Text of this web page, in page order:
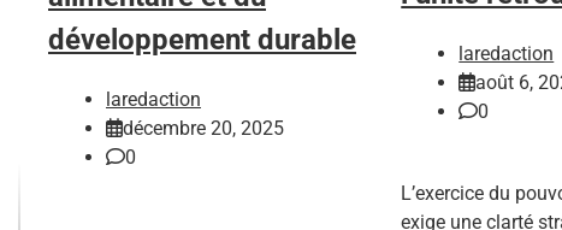
développement durable
laredaction
décembre 20, 2025
0
laredaction
août 6,
0
L’exercice du
exige une clarté